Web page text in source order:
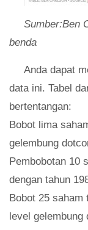
Sumber:Ben
benda
Anda dapat
data ini. Tabel
bertentangan:
Bobot lima
gelembung
Pembobotan 10
dengan tahun
Bobot 25 saham
level gelembung